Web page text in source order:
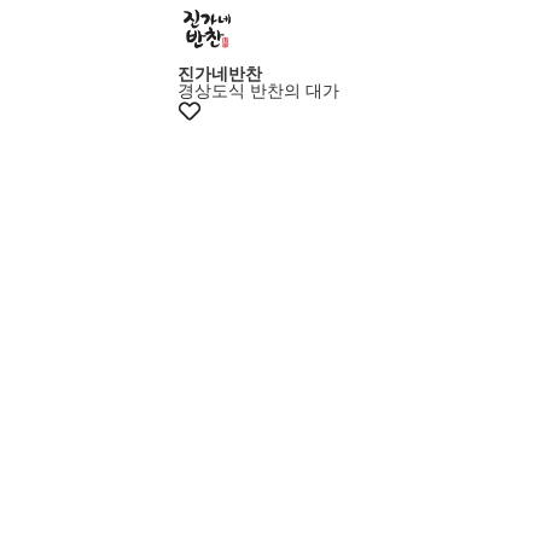
진가네반찬
경상도식 반찬의 대가